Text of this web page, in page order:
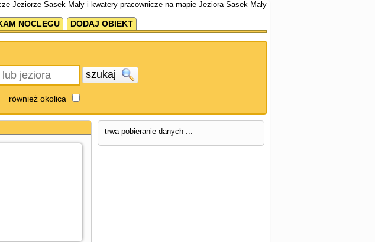
Jeziorze Sasek Mały i kwatery pracownicze na mapie Jeziora Sasek Mały
NOCLEGU DODAJ OBIEKT
szukaj
również okolica
trwa pobieranie danych ...